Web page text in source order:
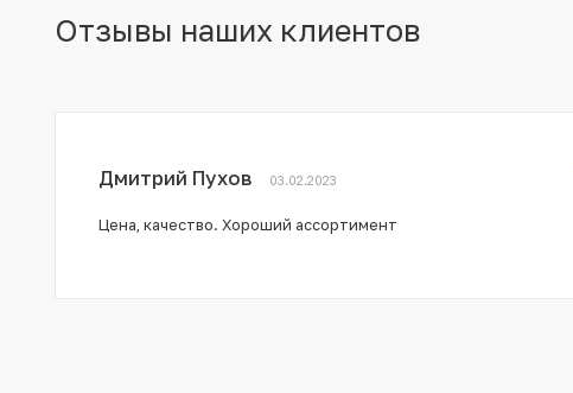
Отзывы наших клиентов
Дмитрий Пухов 03.02.2023
Цена, качество. Хороший ассортимент